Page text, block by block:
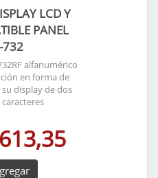
LCD Y
PANEL
732
alfanumérico
en forma de
display de dos
caracteres